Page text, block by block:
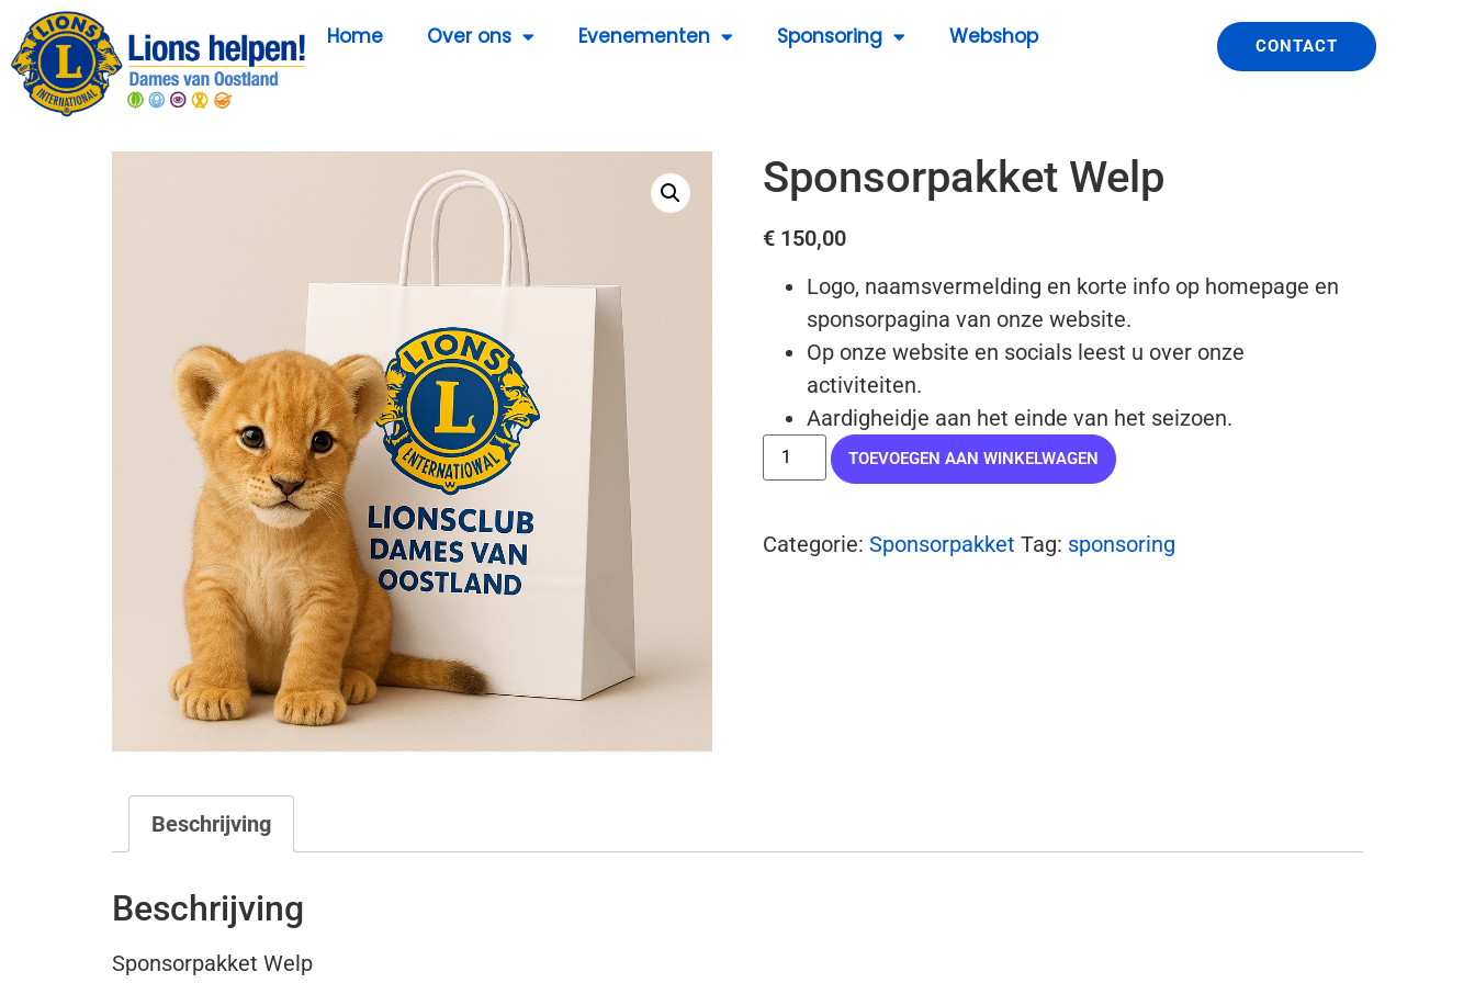
Home Over ons Evenementen Sponsoring Webshop CONTACT
Home/ Sponsoring
Sponsorpakket Welp
€150,00
Logo, naamsvermelding en korte info op homepage en
sponsorpagina van onze website.
Op onze website en socials leest u over onze
activiteiten.
Aardigheidje aan het einde van het seizoen.
TOEVOEGEN AAN WINKELWAGEN
Categorie: Sponsorpakket Tag: sponsoring
Beschrijving
Beschrijving
Sponsorpakket Welp